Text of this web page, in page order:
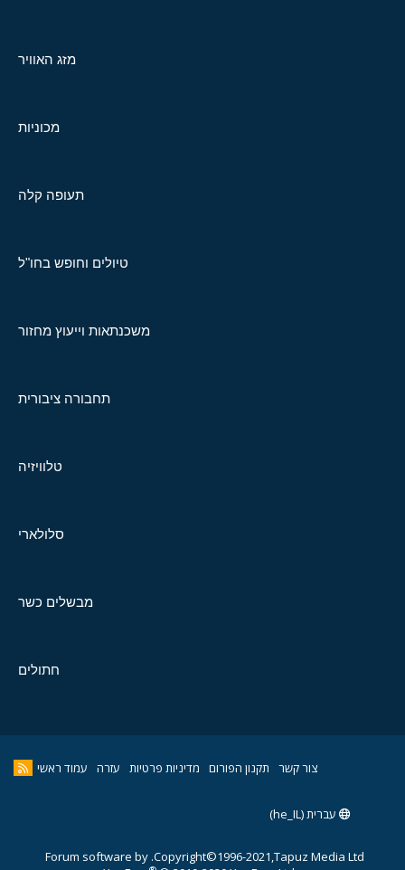
מזג האוויר
מכוניות
תעופה קלה
טיולים וחופש בחו"ל
משכנתאות וייעוץ מחזור
תחבורה ציבורית
טלוויזיה
סלולארי
מבשלים כשר
חתולים
צור קשר תקנון הפורום מדיניות פרטיות עזרה עמוד ראשי
עברית (he_IL)
Copyright©1996-2021,Tapuz Media Ltd.
Forum software by